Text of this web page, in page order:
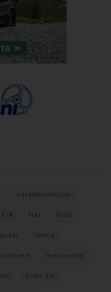
caratteristiche
FIA fiat ford
imola
mclaren mercedes
orari TV